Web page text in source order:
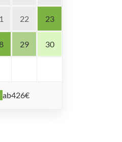
22 23
29 30
ab426€